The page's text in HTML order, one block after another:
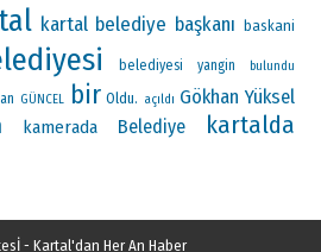
kartal belediye başkanı baskani
belediyesi yangin bulundu
GÜNCEL bir Oldu. açıldı Gökhan Yüksel
kamerada Belediye kartalda
- Kartal'dan Her An Haber